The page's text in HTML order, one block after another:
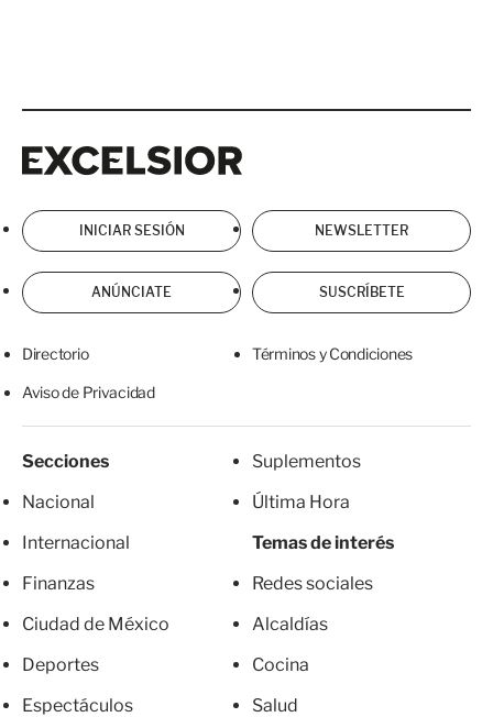
INICIAR SESIÓN NEWSLETTER
ANÚNCIATE SUSCRÍBETE
Directorio Términos y Condiciones
Aviso de Privacidad
Secciones
Nacional
Internacional
Finanzas
Ciudad de México
Deportes
Espectáculos
Suplementos
Última Hora
Temas de interés
Redes sociales
Alcaldías
Cocina
Salud